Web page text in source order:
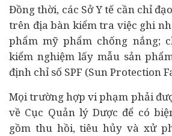
Đồng thời, các Sở Y tế cần chỉ
trên địa bàn kiểm tra việc ghi
phẩm mỹ phẩm chống nắng;
kiểm nghiệm lấy mẫu sản
định chỉ số SPF (Sun Protection
Mọi trường hợp vi phạm phải
về Cục Quản lý Dược để có
gồm thu hồi, tiêu hủy và xử